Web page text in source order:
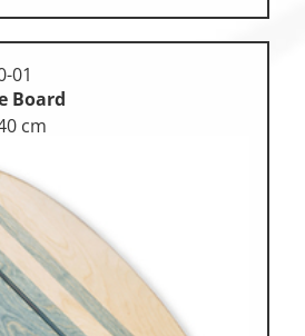
01
Board
cm